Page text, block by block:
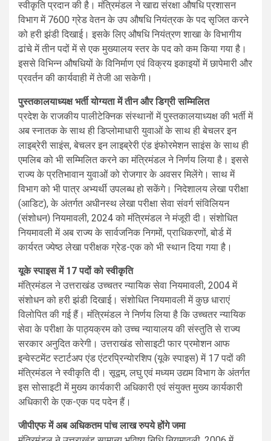
स्वीकृति प्रदान की है। मंत्रिमंडल ने खाद्य संरक्षा औषधि प्रशासन
विभाग में 7600 ग्रेड वेतन के उप औषधि नियंत्रक के पद सृजित करने
को हरी झंडी दिखाई। इसके लिए औषधि नियंत्रण शाखा के विभागीय
ढांचे में तीन पदों में से एक मुख्यालय स्तर के पद को कम किया गया है।
इससे विभिन्न औषधियों के विनिर्माण एवं विक्रय इकाइयों में छापेमारी और
प्रवर्तन की कार्यवाही में तेजी आ सकेगी।
पुस्तकालयाध्यक्ष भर्ती योग्यता में तीन और डिग्री सम्मिलित
प्रदेश के राजकीय पालीटेक्निक संस्थानों में पुस्तकालयाध्यक्ष की भर्ती में
अब स्नातक के साथ ही डिप्लोमाधारी युवाओं के साथ ही बेचलर इन
लाइब्रेरी साइंस, बेचलर इन लाइब्रेरी एंड इंफोरमेशन साइंस के साथ ही
एमलिब को भी सम्मिलित करने का मंत्रिमंडल ने निर्णय लिया है। इससे
राज्य के प्रतिभावान युवाओं को रोजगार के अवसर मिलेंगे। साथ में
विभाग को भी पात्र अभ्यर्थी उपलब्ध हो सकेंगे। निदेशालय लेखा परीक्षा
(आडिट), के अंतर्गत अधीनस्थ लेखा परीक्षा सेवा संवर्ग संविलियन
(संशोधन) नियमावली, 2024 को मंत्रिमंडल ने मंजूरी दी। संशोधित
नियमावली में अब राज्य के सार्वजनिक निगमों, प्राधिकरणों, बोर्ड में
कार्यरत ज्येष्ठ लेखा परीक्षक ग्रेड-एक को भी स्थान दिया गया है।
यूके स्पाइस में 17 पदों को स्वीकृति
मंत्रिमंडल ने उत्तराखंड उच्चतर न्यायिक सेवा नियमावली, 2004 में
संशोधन को हरी झंडी दिखाई। संशोधित नियमावली में कुछ धाराएं
विलोपित की गई हैं। मंत्रिमंडल ने निर्णय लिया है कि उच्चतर न्यायिक
सेवा के परीक्षा के पाठ्यक्रम को उच्च न्यायालय की संस्तुति से राज्य
सरकार अनुदित करेगी। उत्तराखंड सोसाइटी फार प्रमोशन आफ
इन्वेस्टमेंट स्टार्टअप एंड एंटरप्रिन्योरशिप (यूके स्पाइस) में 17 पदों की
मंत्रिमंडल ने स्वीकृति दी। सूद्वम, लघु एवं मध्यम उद्यम विभाग के अंतर्गत
इस सोसाइटी में मुख्य कार्यकारी अधिकारी एवं संयुक्त मुख्य कार्यकारी
अधिकारी के एक-एक पद पदेन हैं।
जीपीएफ में अब अधिकतम पांच लाख रुपये होंगे जमा